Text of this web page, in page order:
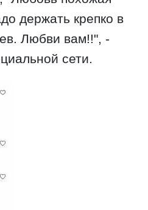
держать крепко в
Любви вам!!", -
сети.